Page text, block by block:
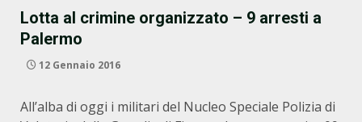
Lotta al crimine organizzato – 9 arresti a
Palermo
12 Gennaio 2016
All’alba di oggi i militari del Nucleo Speciale Polizia di